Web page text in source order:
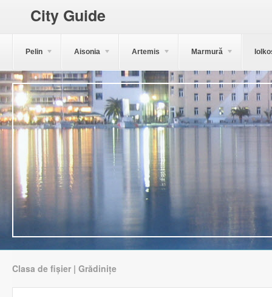
City Guide
Pelin Aisonia Artemis Marmură
Clasa de fișier | Grădinițe